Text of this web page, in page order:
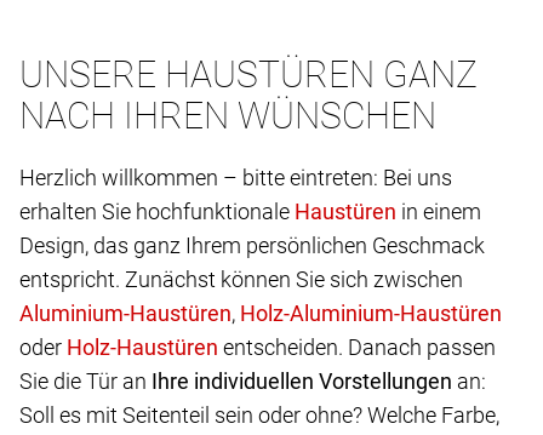
UNSERE HAUSTÜREN GANZ
NACH IHREN WÜNSCHEN
Herzlich willkommen – bitte eintreten: Bei uns
erhalten Sie hochfunktionale
in einem
Design, das ganz Ihrem persönlichen Geschmack
entspricht. Zunächst können Sie sich zwischen
,
oder
entscheiden. Danach passen
Sie die Tür an Ihre individuellen Vorstellungen an:
Soll es mit Seitenteil sein oder ohne? Welche Farbe,